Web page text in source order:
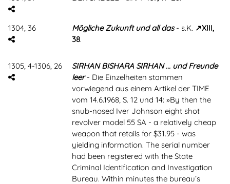
1304, 36 Mögliche Zukunft und all das- s.K.
XIII,
38.
1305, 4-1306, 26
SIRHAN BISHARA SIRHAN ... und Freunde
leer- Die Einzelheiten stammen
vorwiegend aus einem Artikel der TIME
vom 14.6.1968, S. 12 und 14: »By then the
snub-nosed Iver Johnson eight shot
revolver model 55 SA - a relatively cheap
weapon that retails for $31.95 - was
yielding information. The serial number
had been registered with the State
Criminal Identification and Investigation
Bureau. Within minutes the bureau’s